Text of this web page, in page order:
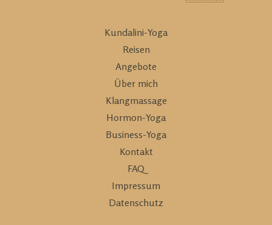
Kundalini-Yoga
Reisen
Angebote
Über mich
Klangmassage
Hormon-Yoga
Business-Yoga
Kontakt
FAQ
Impressum
Datenschutz